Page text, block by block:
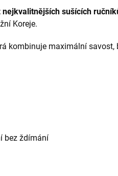
nejkvalitnějších sušících
Koreje.
kombinuje maximální
bez ždímání